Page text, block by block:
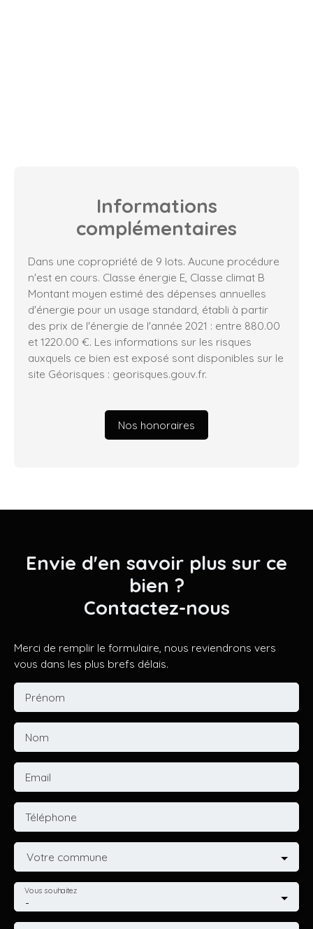
Informations
complémentaires
Dans une copropriété de 9 lots. Aucune procédure
n'est en cours. Classe énergie E, Classe climat B
Montant moyen estimé des dépenses annuelles
d'énergie pour un usage standard, établi à partir
des prix de l'énergie de l'année 2021 : entre 880.00
et 1220.00 €. Les informations sur les risques
auxquels ce bien est exposé sont disponibles sur le
site Géorisques : georisques.gouv.fr.
Nos honoraires
Envie d'en savoir plus sur ce
bien ?
Contactez-nous
Merci de remplir le formulaire, nous reviendrons vers
vous dans les plus brefs délais.
Prénom
Nom
Email
Téléphone
Votre commune
-
Vous souhaitez